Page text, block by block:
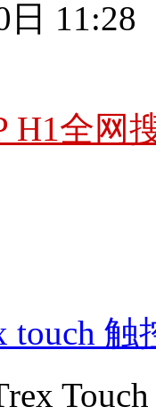
日 11:28
H1全网
touch